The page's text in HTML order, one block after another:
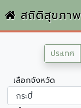
สถิติสุขภา
ประเทศ
เลือกจังหวัด